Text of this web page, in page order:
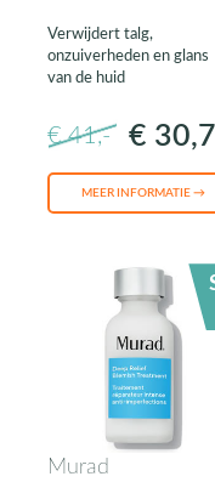
Verwijdert talg,
onzuiverheden en glans
van de huid
€ 41,- €
MEER INFORMATIE →
Murad